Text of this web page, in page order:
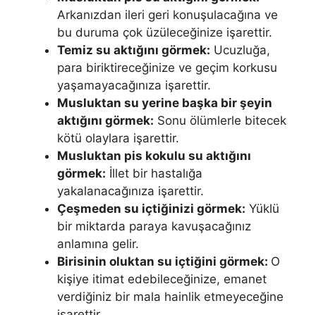
Arkanızdan ileri geri konuşulacağı­na ve
bu duruma çok üzüleceğinize işarettir.
Temiz su aktığını görmek: Ucuzluğa,
para biriktireceğinize ve geçim korkusu
yaşamayacağınıza işaret­tir.
Musluktan su yerine başka bir şeyin
aktığını görmek: Sonu ölümlerle bitecek
kötü olaylara işarettir.
Musluktan pis kokulu su aktığını
görmek: İl­let bir hastalığa
yakalanacağınıza işarettir.
Çeşmeden su içtiğinizi görmek: Yüklü
bir miktarda paraya kavuşacağınız
anlamına gelir.
Birisinin oluktan su içtiğini görmek: O
kişiye itimat edebileceğinize, emanet
verdiğiniz bir mala hainlik etmeyeceğine